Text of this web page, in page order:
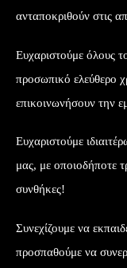
ανταποκριθούν στις
Ευχαριστούμε όλους
προσωπικό ελεύθερο
επικοινωνήσουν την
Ευχαριστούμε
μας, με οποιοδήποτε
συνθήκες!
Συνεχίζουμε να
προσπαθούμε να